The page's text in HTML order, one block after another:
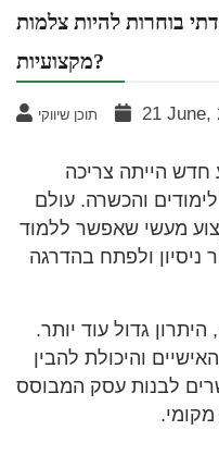
בוחרות להיות צלמות
מקצועיות?
תוכן שיווקי 21 June,
הייתה צריכה
והכשרה. עולם
מעשי שאפשר ללמוד
ניסיון ולפתח בהדרגה
גדול עוד יותר.
והיכולת להבין
לבנות עסק המבוסס